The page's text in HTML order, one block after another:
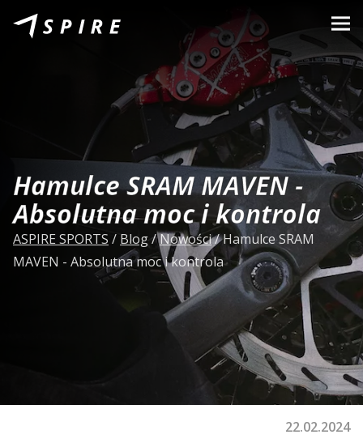
O nas
Marki
Sprzedawcy
B2B Portal
Kariera
Blog
Kontakt
CZ|EN|
Hamulce SRAM MAVEN -
Absolutna moc i kontrola
ASPIRE SPORTS / Blog/Nowości/Hamulce SRAM
MAVEN - Absolutna moc i kontrola
22.02.2024